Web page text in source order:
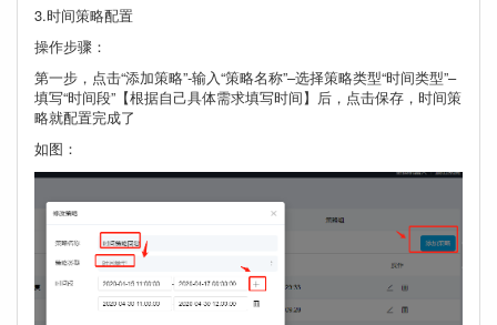
3.时间策略配置
操作步骤：
第一步，点击“添加策略”-输入“策略名称”–选择策略类型“时间类型”–
填写“时间段”【根据自己具体需求填写时间】后，点击保存，时间策
略就配置完成了
如图：